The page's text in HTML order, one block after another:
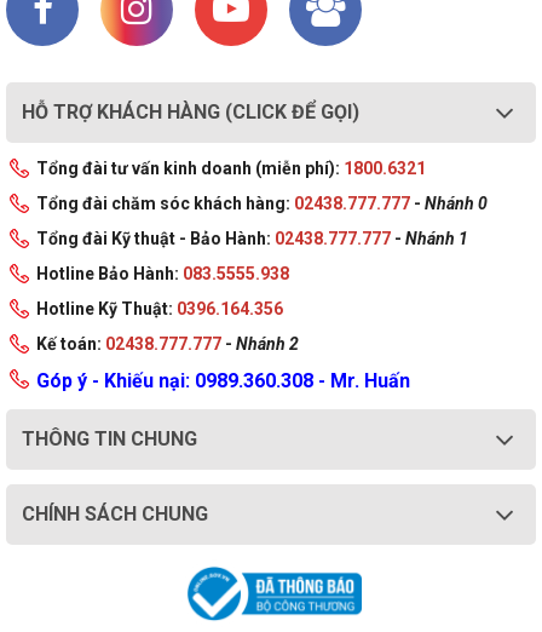
HỖ TRỢ KHÁCH HÀNG (CLICK ĐỂ GỌI)
Tổng đài tư vấn kinh doanh (miễn phí): 1800.6321
Tổng đài chăm sóc khách hàng: 02438.777.777 - Nhánh 0
Tổng đài Kỹ thuật - Bảo Hành: 02438.777.777 - Nhánh 1
Hotline Bảo Hành: 083.5555.938
Hotline Kỹ Thuật: 0396.164.356
Kế toán: 02438.777.777 - Nhánh 2
Góp ý - Khiếu nại: 0989.360.308 - Mr. Huấn
THÔNG TIN CHUNG
CHÍNH SÁCH CHUNG